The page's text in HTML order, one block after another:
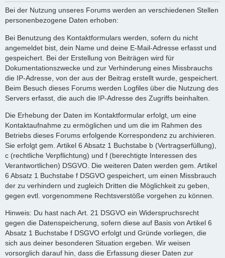
Bei der Nutzung unseres Forums werden an verschiedenen Stellen
personenbezogene Daten erhoben:
Bei Benutzung des Kontaktformulars werden, sofern du nicht
angemeldet bist, dein Name und deine E-Mail-Adresse erfasst und
gespeichert. Bei der Erstellung von Beiträgen wird für
Dokumentationszwecke und zur Verhinderung eines Missbrauchs
die IP-Adresse, von der aus der Beitrag erstellt wurde, gespeichert.
Beim Besuch dieses Forums werden Logfiles über die Nutzung des
Servers erfasst, die auch die IP-Adresse des Zugriffs beinhalten.
Die Erhebung der Daten im Kontaktformular erfolgt, um eine
Kontaktaufnahme zu ermöglichen und um die im Rahmen des
Betriebs dieses Forums erfolgende Korrespondenz zu archivieren.
Sie erfolgt gem. Artikel 6 Absatz 1 Buchstabe b (Vertragserfüllung),
c (rechtliche Verpflichtung) und f (berechtigte Interessen des
Verantwortlichen) DSGVO. Die weiteren Daten werden gem. Artikel
6 Absatz 1 Buchstabe f DSGVO gespeichert, um einen Missbrauch
der zu verhindern und zugleich Dritten die Möglichkeit zu geben,
gegen evtl. vorgenommene Rechtsverstöße vorgehen zu können.
Hinweis: Du hast nach Art. 21 DSGVO ein Widerspruchsrecht
gegen die Datenspeicherung, sofern diese auf Basis von Artikel 6
Absatz 1 Buchstabe f DSGVO erfolgt und Gründe vorliegen, die
sich aus deiner besonderen Situation ergeben. Wir weisen
vorsorglich darauf hin, dass die Erfassung dieser Daten zur